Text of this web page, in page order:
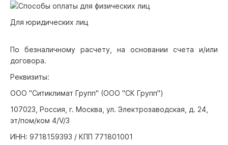
Для юридических лиц
По безналичному расчету, на основании счета и/или
договора.
Реквизиты:
ООО "Ситиклимат Групп" (ООО "СК Групп")
107023, Россия, г. Москва, ул. Электрозаводская, д. 24,
эт/пом/ком 4/V/3
ИНН: 9718159393 / КПП 771801001